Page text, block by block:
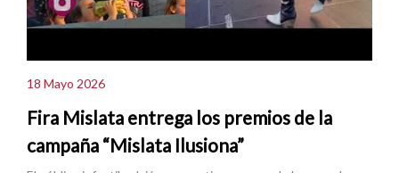
18 Mayo 2026
Fira Mislata entrega los premios de la
campaña “Mislata Ilusiona”